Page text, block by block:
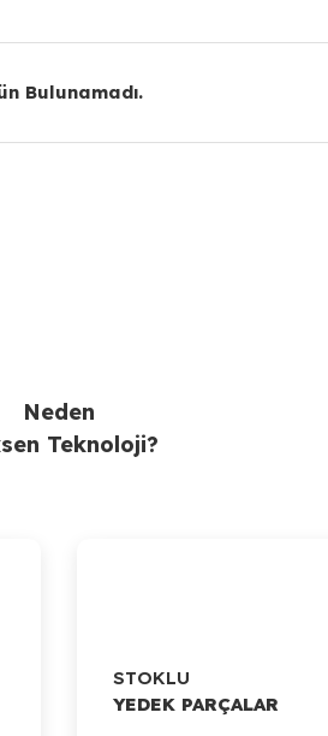
Bulunamadı.
Neden
Teknoloji?
STOKLU
YEDEK PARÇALAR